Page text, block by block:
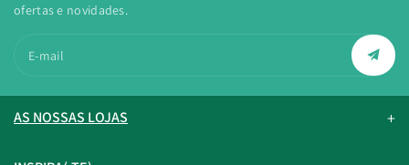
ofertas e novidades.
E-mail
AS NOSSAS LOJAS